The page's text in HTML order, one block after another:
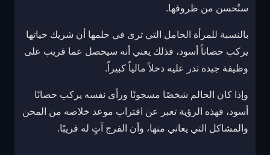
ستُحسن من ظروفها.
بالنسبة للمرأة الحامل التي ترى في حلمها أن شريك حياتها
يركب حصاناً أسود، فذلك يعني أنه سيحصل عما قريب على
وظيفة جيدة تدر عليه دخلاً مالياً كبيراً.
وإذا كان الحالم شخصًا مسجونًا ورأى نفسه يركب حصانًا
أسود، فهذه الرؤية تعبر عن اقتراب موعد خلاصه من المحن
والمشاكل التي يعاني منها، وأن الفرج آتٍ له قريبًا.